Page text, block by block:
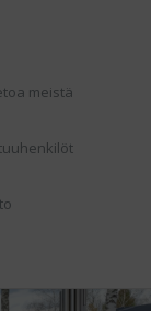
meistä